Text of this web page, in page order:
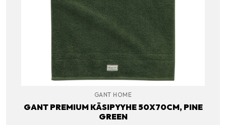
GANT HOME
GANT PREMIUM KÄSIPYYHE 50X70CM, PINE
GREEN